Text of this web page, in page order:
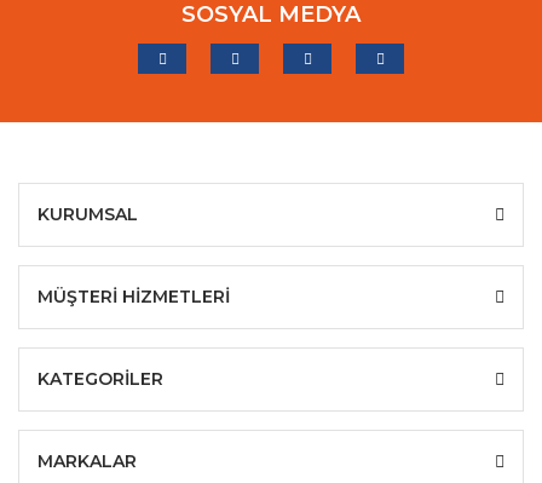
SOSYAL MEDYA
KURUMSAL
MÜŞTERİ HİZMETLERİ
KATEGORİLER
MARKALAR